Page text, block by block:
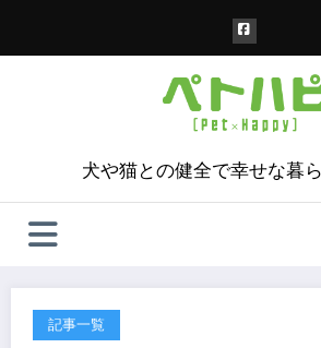
犬や猫との健全で幸せな暮
記事一覧